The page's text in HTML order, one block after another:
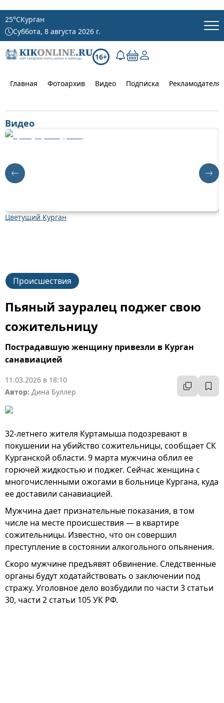
25°CКурган
Суббота, 8 августа 2026 г.
16+
Главная Фотоархив Видео Подписка
Видео
Цветущий Курган
Происшествия
Пьяный зауралец поджег свою
сожительницу
Пострадавшую женщину привезли в Курган
санавиацией
11.03.2026 в 18:10
Автор: Дина Буллер
32-летнего жителя Куртамыша подозревают в
покушении на убийство сожительницы, сообщает СК
Курганской области. 9 марта мужчина облил ее
горючей жидкостью и поджег. Сейчас женщина с
многочисленными ожогами в больнице Кургана, куда
ее доставили санавиацией.
Мужчина дает признательные показания, в том
числе на месте происшествия — в квартире
сожительницы. Известно, что он совершил
преступление в состоянии алкогольного опьянения.
Скоро мужчине предъявят обвинение. Следственные
органы будут ходатайствовать о заключении под
стражу. Уголовное дело возбудили по части 3 статьи
30, части 2 статьи 105 УК РФ.